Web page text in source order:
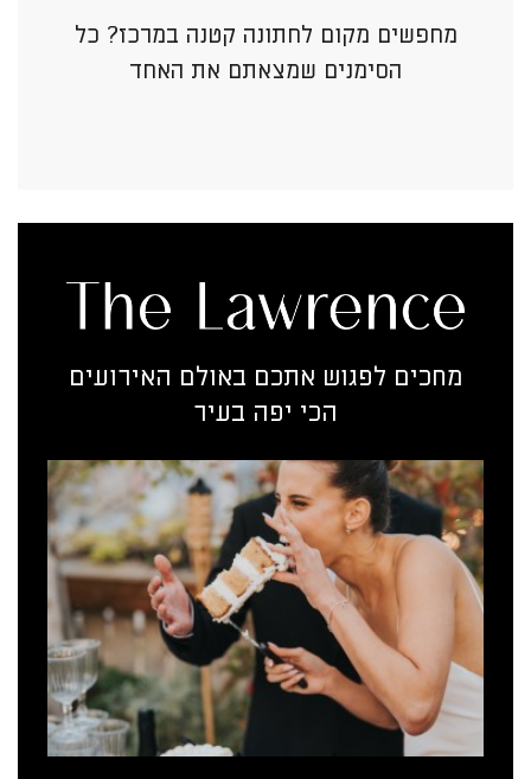
מחפשים מקום לחתונה קטנה במרכז? כל
הסימנים שמצאתם את האחד
מחכים לפגוש אתכם באולם האירועים
הכי יפה בעיר